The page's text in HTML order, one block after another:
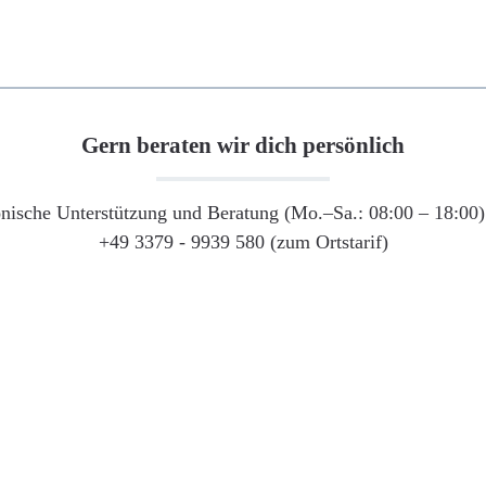
Gern beraten wir dich persönlich
Unterstützung und Beratung (Mo.–Sa.: 08:00 –
+49 3379 - 9939 580 (zum Ortstarif)